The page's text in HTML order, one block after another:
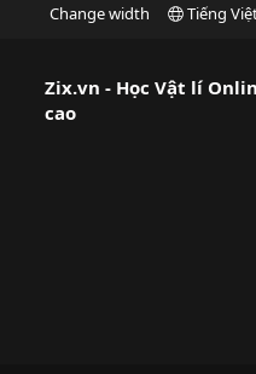
Change width Tiếng
Zix.vn - Học Vật lí
cao